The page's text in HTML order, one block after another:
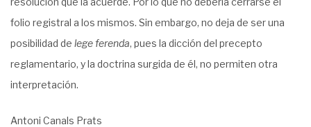
folio registral a los mismos. Sin embargo, no deja de ser una
posibilidad de lege ferenda, pues la dicción del precepto
reglamentario, y la doctrina surgida de él, no permiten otra
interpretación.
Antoni Canals Prats